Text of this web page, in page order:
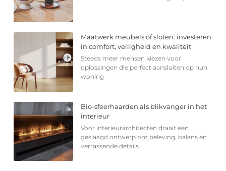
Maatwerk meubels of sloten: investeren
in comfort, veiligheid en kwaliteit
Steeds meer mensen kiezen voor
oplossingen die perfect aansluiten op hun
woning
Bio-sfeerhaarden als blikvanger in het
interieur
Voor interieurarchitecten draait een
geslaagd ontwerp om beleving, balans en
verrassende details.